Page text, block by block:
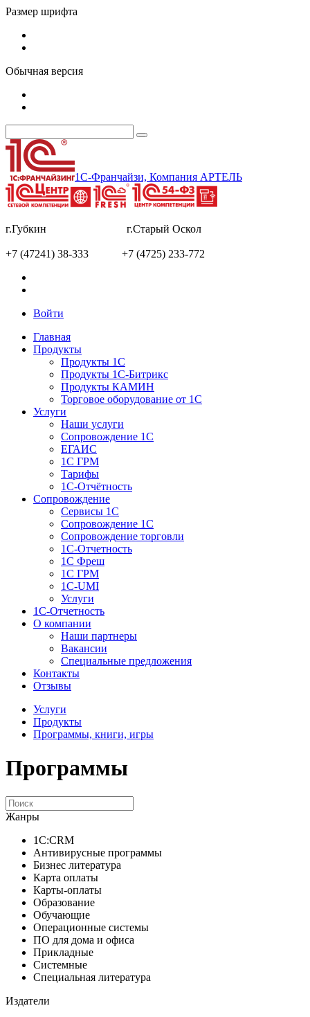
Размер шрифта
Обычная версия
1С-Франчайзи, Компания АРТЕЛЬ
г.Губкин г.Старый Оскол
+7 (47241) 38-333 +7 (4725) 233-772
Войти
Главная
Продукты
Продукты 1С
Продукты 1С-Битрикс
Продукты КАМИН
Торговое оборудование от 1С
Услуги
Наши услуги
Сопровождение 1С
ЕГАИС
1С ГРМ
Тарифы
1С-Отчётность
Сопровождение
Сервисы 1С
Сопровождение 1С
Сопровождение торговли
1С-Отчетность
1С Фреш
1С ГРМ
1C-UMI
Услуги
1С-Отчетность
О компании
Наши партнеры
Вакансии
Специальные предложения
Контакты
Отзывы
Услуги
Продукты
Программы, книги, игры
Программы
Жанры
1C:CRM
Антивирусные программы
Бизнес литература
Карта оплаты
Карты-оплаты
Образование
Обучающие
Операционные системы
ПО для дома и офиса
Прикладные
Системные
Специальная литература
Издатели